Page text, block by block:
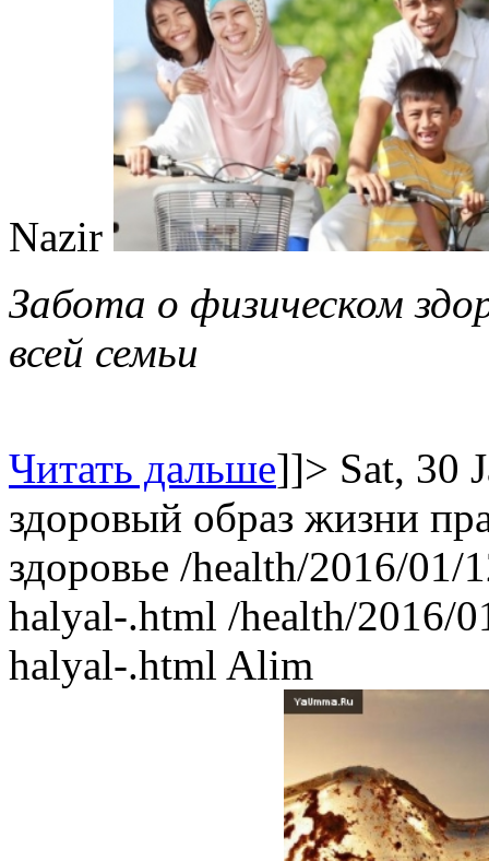
Nazir
Забота о физическом
всей семьи
Читать дальше]]> Sat, 30
здоровый образ жизни
здоровье /health/2016/01/
halyal-.html /health/2016/
halyal-.html Alim